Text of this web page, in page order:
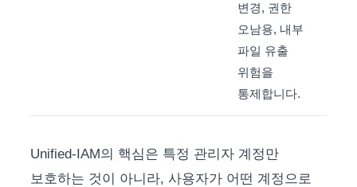
변경, 권한
오남용, 내부
파일 유출
위험을
통제합니다.
Unified-IAM의 핵심은 특정 관리자 계정만
보호하는 것이 아니라, 사용자가 어떤 계정으로